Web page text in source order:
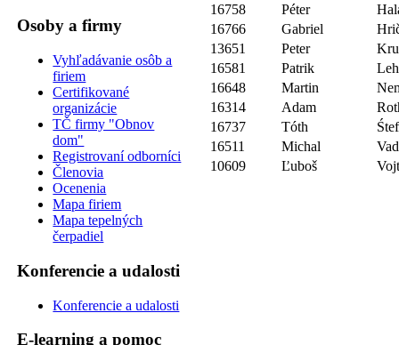
Osoby a firmy
Vyhľadávanie osôb a
firiem
Certifikované
organizácie
TČ firmy "Obnov
dom"
Registrovaní odborníci
Členovia
Ocenenia
Mapa firiem
Mapa tepelných
čerpadiel
Konferencie a udalosti
Konferencie a udalosti
E-learning a pomoc
16758
Péter
16766
Gabriel
13651
Peter
16581
Patrik
16648
Martin
16314
Adam
16737
Tóth
16511
Michal
10609
Ľuboš